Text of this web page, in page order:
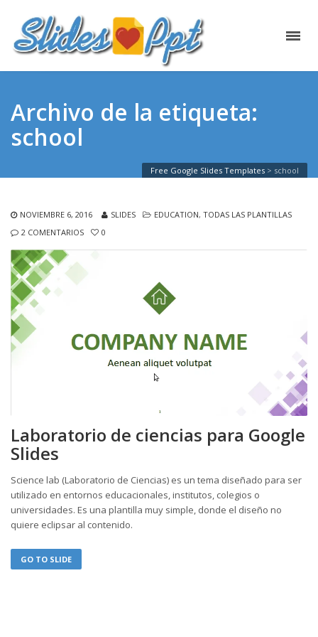
Archivo de la etiqueta:
school
Free Google Slides Templates > school
NOVIEMBRE 6, 2016 SLIDES EDUCATION, TODAS LAS PLANTILLAS
2 COMENTARIOS
0
Laboratorio de ciencias para Google
Slides
Science lab (Laboratorio de Ciencias) es un tema diseñado para ser
utilizado en entornos educacionales, institutos, colegios o
universidades. Es una plantilla muy simple, donde el diseño no
quiere eclipsar al contenido.
GO TO SLIDE